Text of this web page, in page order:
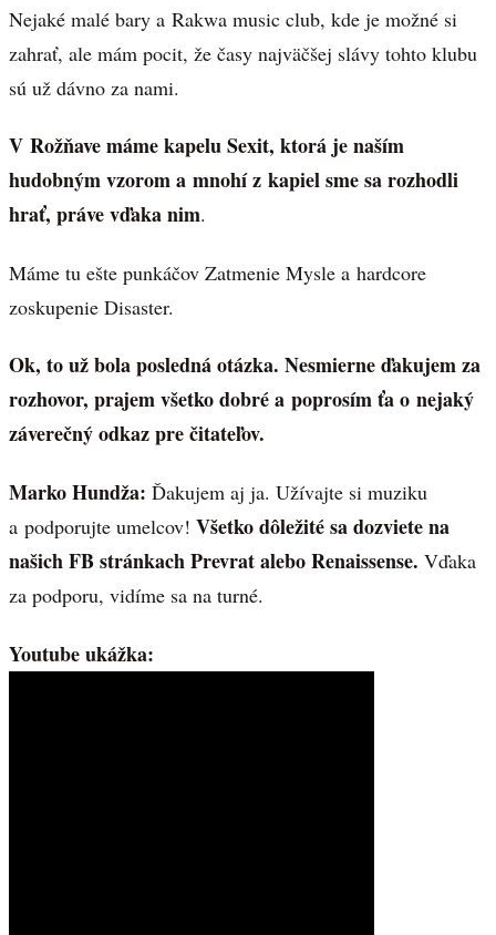
Nejaké malé bary a Rakwa music club, kde je možné si
zahrať, ale mám pocit, že časy najväčšej slávy tohto klubu
sú už dávno za nami.
V Rožňave máme kapelu Sexit, ktorá je naším
hudobným vzorom a mnohí z kapiel sme sa rozhodli
hrať, práve vďaka nim.
Máme tu ešte punkáčov Zatmenie Mysle a hardcore
zoskupenie Disaster.
Ok, to už bola posledná otázka. Nesmierne ďakujem za
rozhovor, prajem všetko dobré a poprosím ťa o nejaký
záverečný odkaz pre čitateľov.
Marko Hundža: Ďakujem aj ja. Užívajte si muziku
a podporujte umelcov! Všetko dôležité sa dozviete na
našich FB stránkach Prevrat alebo Renaissense. Vďaka
za podporu, vidíme sa na turné.
Youtube ukážka: